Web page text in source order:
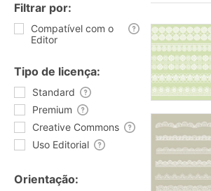
Filtrar por:
Compatível com o
Editor
Tipo de licença:
Standard
Premium
Creative Commons
Uso Editorial
Orientação: